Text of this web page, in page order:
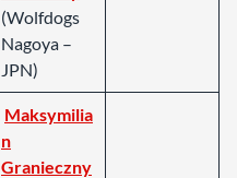
(Wolfdogs
Nagoya –
JPN)
Maksymilia
n
Granieczny